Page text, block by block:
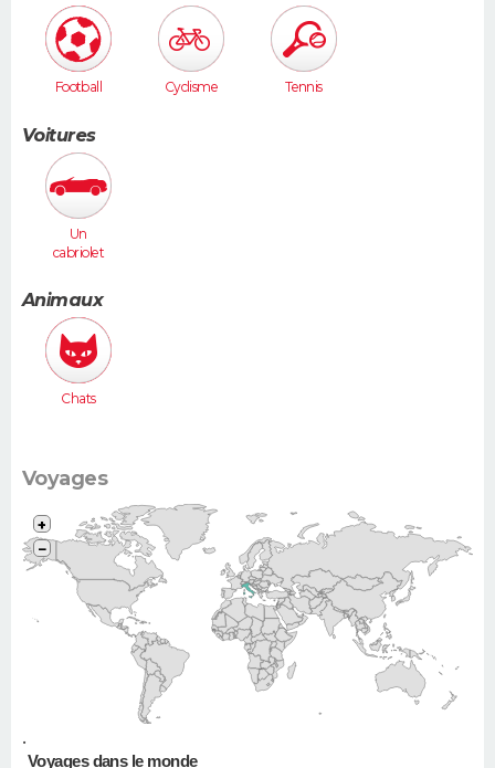
Football Cyclisme Tennis
Voitures
Un
cabriolet
Animaux
Chats
Voyages
•
+
−
Voyages dans le monde